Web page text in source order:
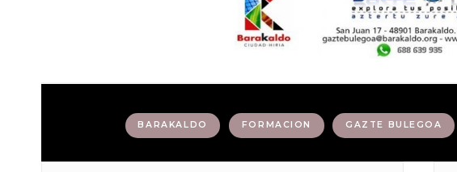
BARAKALDO FORMACION GAZTE BULEGOA